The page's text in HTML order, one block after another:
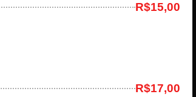
R$15,00
R$17,00